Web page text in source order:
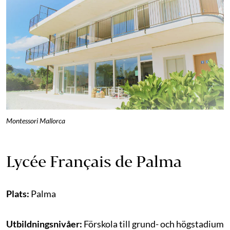
Montessori Mallorca
Lycée Français de Palma
Plats: Palma
Utbildningsnivåer: Förskola till grund- och högstadium